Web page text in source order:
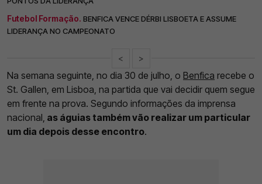
Futebol Formação. BENFICA VENCE DÉRBI LISBOETA E ASSUME
LIDERANÇA NO CAMPEONATO
< >
Na semana seguinte, no dia 30 de julho, o Benfica recebe o
St. Gallen, em Lisboa, na partida que vai decidir quem segue
em frente na prova. Segundo informações da imprensa
nacional, as águias também vão realizar um particular
um dia depois desse encontro.